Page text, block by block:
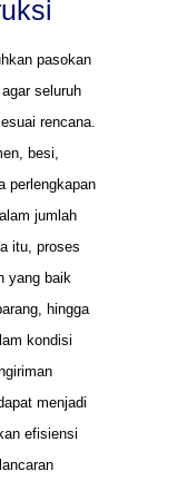
pasokan
seluruh
rencana.
besi,
perlengkapan
jumlah
itu, proses
yang baik
hingga
kondisi
menjadi
efisiensi